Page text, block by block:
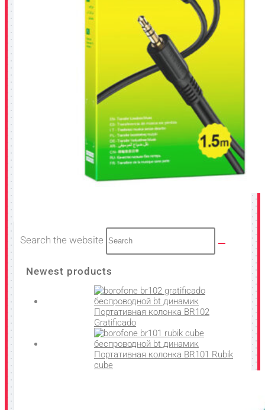
Search the website
Newest products
Портативная колонка BR102
Gratificado
Портативная колонка BR101 Rubik
cube